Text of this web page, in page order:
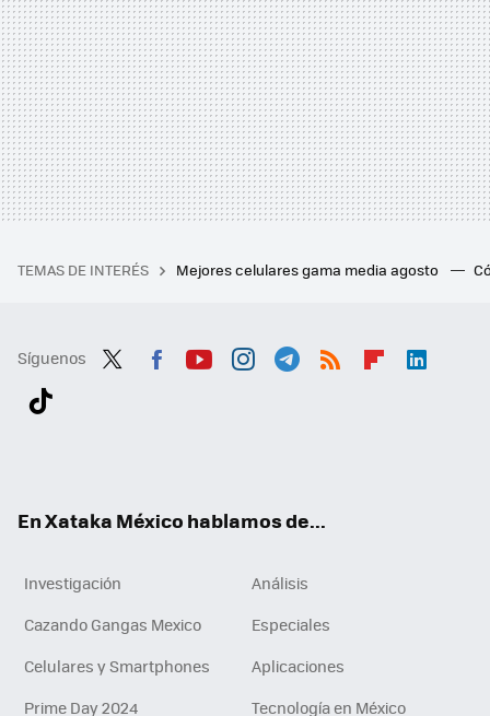
TEMAS DE INTERÉS Mejores celulares gama media agosto
Síguenos
En Xataka México hablamos de...
Investigación
Análisis
Cazando Gangas Mexico
Especiales
Celulares y Smartphones
Aplicaciones
Prime Day 2024
Tecnología en México